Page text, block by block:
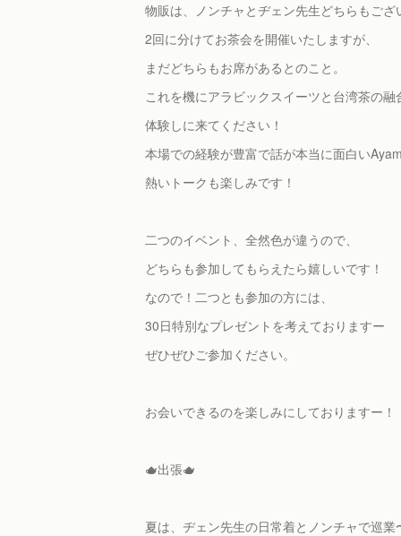
物販は、ノンチャとヂェン先生どちらもござ
2回に分けてお茶会を開催いたしますが、
まだどちらもお席があるとのこと。
これを機にアラビックスイーツと台湾茶の融
体験しに来てください！
本場での経験が豊富で話が本当に面白い
熱いトークも楽しみです！
二つのイベント、全然色が違うので、
どちらも参加してもらえたら嬉しいです！
なので！二つとも参加の方には、
30日特別なプレゼントを考えておりますー
ぜひぜひご参加ください。
お会いできるのを楽しみにしておりますー！
🫖出張🫖
夏は、ヂェン先生の日常着とノンチャで巡業